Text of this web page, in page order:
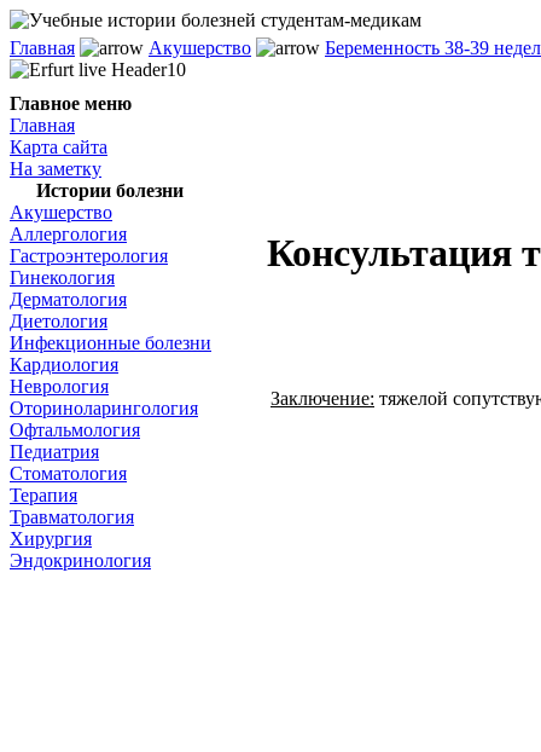
Главная Акушерство Беременность 38-39
Главное меню
Главная
Карта сайта
На заметку
Истории болезни
Акушерство
Аллергология
Гастроэнтерология
Гинекология
Дерматология
Диетология
Инфекционные болезни
Кардиология
Неврология
Оториноларингология
Офтальмология
Педиатрия
Стоматология
Терапия
Травматология
Хирургия
Эндокринология
Консультация
Заключение: тяжелой